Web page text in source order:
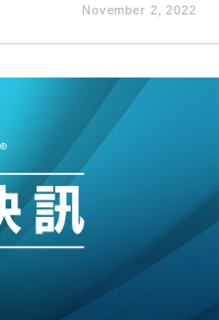
November 2, 2022